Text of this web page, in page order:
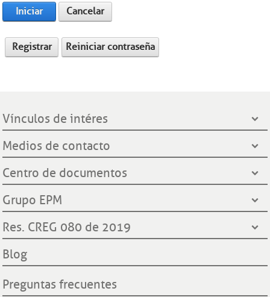
Iniciar
Cancelar
Registrar Reiniciar contraseña
Vínculos de intéres
Presidencia de la República
Ministerio de Minas y Energía
Grupo EPM
Gobernación de Santander
Contraloría General de Medellín
Contraloría General de la República
Procuraduría General de la Nación
Superintendencia de Servicios Públicos Domiciliarios SSP
Comisión Regulación de Energía y Gas CREG
Medios de contacto
Contact Center
Oficinas de atención al cliente
Línea Transparente
Centro de documentos
Notificación por aviso
Ley de protección de datos
Transparencia y accesos a información pública
Derechos y deberes clientes y usuarios ESSA
Grupo EPM
¿Quiénes somos?
Hechos históricos
Proyecto hidroeléctrico Ituango
Filiales internacionales
Res. CREG 080 de 2019
Declaración de cumplimiento reglas de comportamiento
Procedimientos cambio de comercializador y conexión a la
Blog
Preguntas frecuentes